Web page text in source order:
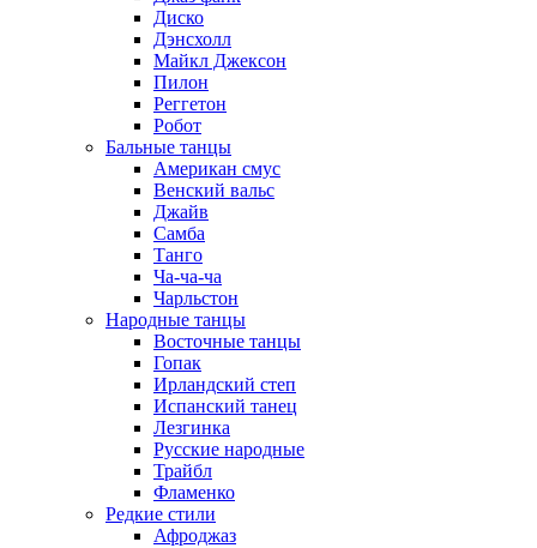
Диско
Дэнсхолл
Майкл Джексон
Пилон
Реггетон
Робот
Бальные танцы
Американ смус
Венский вальс
Джайв
Самба
Танго
Ча-ча-ча
Чарльстон
Народные танцы
Восточные танцы
Гопак
Ирландский степ
Испанский танец
Лезгинка
Русские народные
Трайбл
Фламенко
Редкие стили
Афроджаз